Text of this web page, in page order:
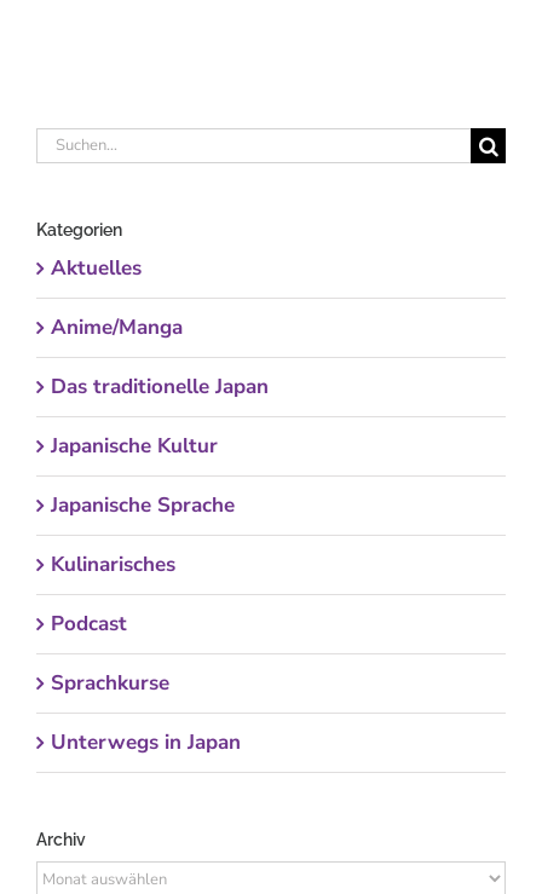
Suche
Kategorien
Aktuelles
Anime/Manga
Das traditionelle Japan
Japanische Kultur
Japanische Sprache
Kulinarisches
Podcast
Sprachkurse
Unterwegs in Japan
Archiv
Archiv